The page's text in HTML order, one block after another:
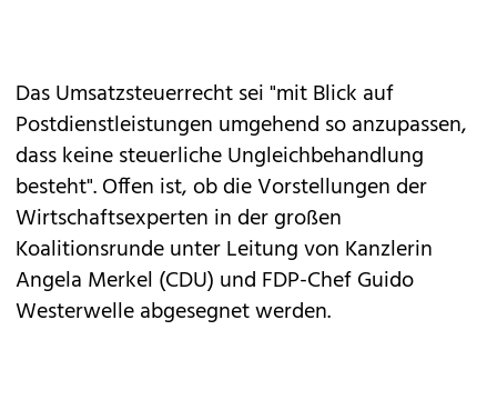
Das Umsatzsteuerrecht sei "mit Blick auf
Postdienstleistungen umgehend so anzupassen,
dass keine steuerliche Ungleichbehandlung
besteht". Offen ist, ob die Vorstellungen der
Wirtschaftsexperten in der großen
Koalitionsrunde unter Leitung von Kanzlerin
Angela Merkel (CDU) und FDP-Chef Guido
Westerwelle abgesegnet werden.